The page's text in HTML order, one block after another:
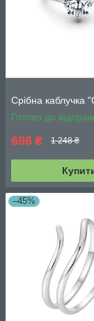
Срібна каблучка
Готово до
686 ₴ 1 248 ₴
–45%